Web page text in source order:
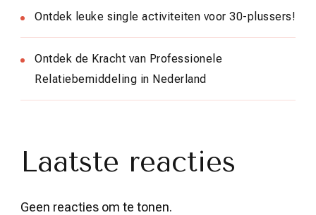
Ontdek leuke single activiteiten voor 30-plussers!
Ontdek de Kracht van Professionele
Relatiebemiddeling in Nederland
Laatste reacties
Geen reacties om te tonen.